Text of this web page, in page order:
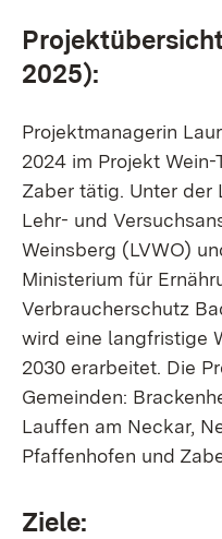
2025):
Projektmanagerin
2024 im Projekt
Zaber tätig. Unter der
Lehr- und
Weinsberg (LVWO)
Ministerium für
Verbraucherschutz
wird eine langfristige
2030 erarbeitet. Die
Gemeinden:
Lauffen am Neckar,
Pfaffenhofen und
Ziele: